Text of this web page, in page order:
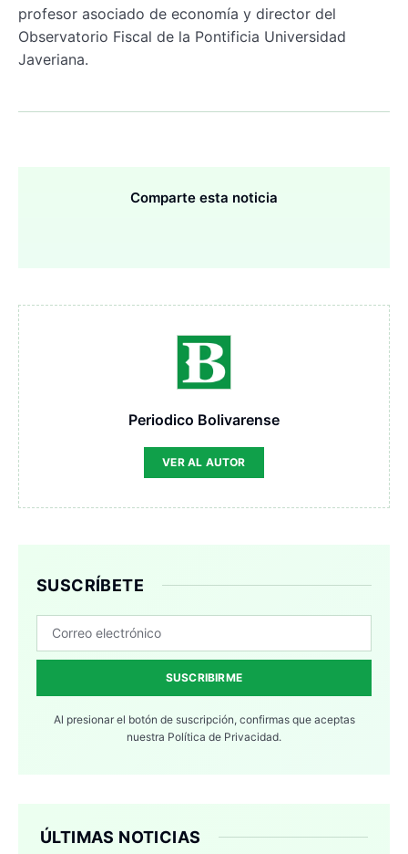
profesor asociado de economía y director del
Observatorio Fiscal de la Pontificia Universidad
Javeriana.
Comparte esta noticia
Periodico Bolivarense
VER AL AUTOR
SUSCRÍBETE
SUSCRIBIRME
Al presionar el botón de suscripción, confirmas que aceptas
nuestra Política de Privacidad.
ÚLTIMAS NOTICIAS